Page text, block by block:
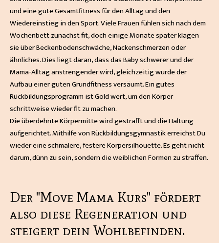
und eine gute Gesamtfitness für den Alltag und den
Wiedereinstieg in den Sport. Viele Frauen fühlen sich nach dem
Wochenbett zunächst fit, doch einige Monate später klagen
sie über Beckenbodenschwäche, Nackenschmerzen oder
ähnliches. Dies liegt daran, dass das Baby schwerer und der
Mama-Alltag anstrengender wird, gleichzeitig wurde der
Aufbau einer guten Grundfitness versäumt. Ein gutes
Rückbildungsprogramm ist Gold wert, um den Körper
schrittweise wieder fit zu machen.
Die überdehnte Körpermitte wird gestrafft und die Haltung
aufgerichtet. Mithilfe von Rückbildungsgymnastik erreichst Du
wieder eine schmalere, festere Körpersilhouette. Es geht nicht
darum, dünn zu sein, sondern die weiblichen Formen zu straffen.
Der "Move Mama Kurs" fördert
also diese Regeneration und
steigert dein Wohlbefinden.